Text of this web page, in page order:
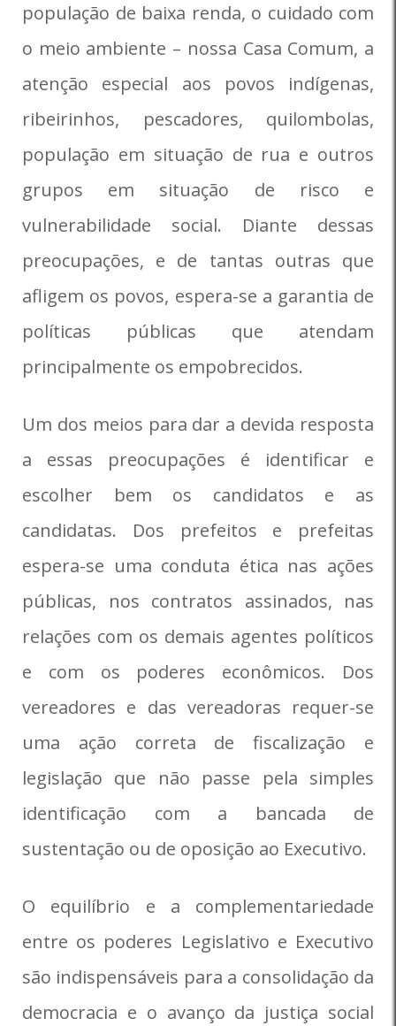
população de baixa renda, o cuidado com
o meio ambiente – nossa Casa Comum, a
atenção especial aos povos indígenas,
ribeirinhos, pescadores, quilombolas,
população em situação de rua e outros
grupos em situação de risco e
vulnerabilidade social. Diante dessas
preocupações, e de tantas outras que
afligem os povos, espera-se a garantia de
políticas públicas que atendam
principalmente os empobrecidos.
Um dos meios para dar a devida resposta
a essas preocupações é identificar e
escolher bem os candidatos e as
candidatas. Dos prefeitos e prefeitas
espera-se uma conduta ética nas ações
públicas, nos contratos assinados, nas
relações com os demais agentes políticos
e com os poderes econômicos. Dos
vereadores e das vereadoras requer-se
uma ação correta de fiscalização e
legislação que não passe pela simples
identificação com a bancada de
sustentação ou de oposição ao Executivo.
O equilíbrio e a complementariedade
entre os poderes Legislativo e Executivo
são indispensáveis para a consolidação da
democracia e o avanço da justiça social